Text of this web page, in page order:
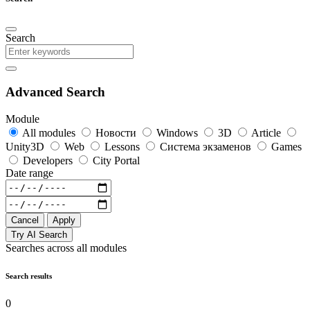
Search
Advanced Search
Module
All modules
Новости Windows 3D
Article
Unity3D
Web Lessons Система экзаменов
Games
Developers
City Portal
Date range
Cancel
Apply
Try AI Search
Searches across all modules
Search results
0